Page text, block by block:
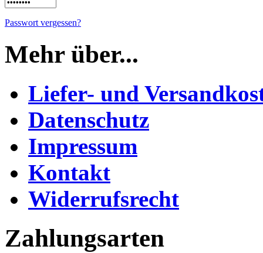
Passwort vergessen?
Mehr über...
Liefer- und
Datenschutz
Impressum
Kontakt
Widerrufsrecht
Zahlungsarten